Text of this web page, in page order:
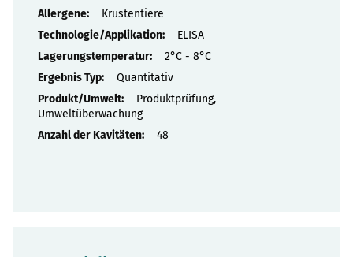
Krustentiere
ELISA
2°C - 8°C
Quantitativ
Produktprüfung,
Umweltüberwachung
48